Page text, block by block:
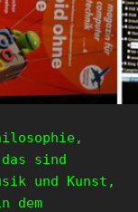
sind
und Kunst,
dem